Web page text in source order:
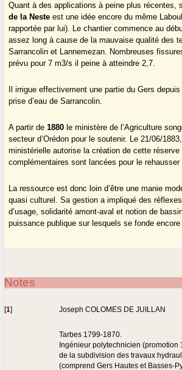
Quant à des applications à peine plus récentes,
de la Neste est une idée encore du même
rapportée par lui). Le chantier commence au
assez long à cause de la mauvaise qualité des
Sarrancolin et Lannemezan. Nombreuses
prévu pour 7 m3/s il peine à atteindre 2,7.
Il irrigue effectivement une partie du Gers
prise d’eau de Sarrancolin.
A partir de1880 le ministère de l’Agriculture
secteur d’Orédon pour le soutenir. Le 21/06/
ministérielle autorise la création de cette
complémentaires sont lancées pour le
La ressource est donc loin d’être une manie
quasi culturel. Sa gestion a impliqué des
d’usage, solidarité amont-aval et notion de
puissance publique sur lesquels se fonde
Notes
[1] Joseph COLOMES DE JUILLAN
Tarbes 1799-1870.
Ingénieur polytechnicien (promotion
de la subdivision des travaux
(comprend Gers Hautes et Basses-